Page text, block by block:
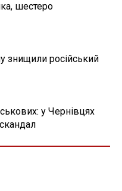
шестеро
знищили російський
у Чернівцях